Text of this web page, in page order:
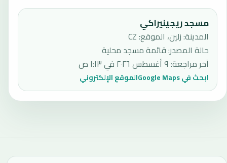
مسجد ريجينيراكي
المدينة: زلين، الموقع: CZ
حالة المصدر:قائمة مسجد محلية
آخر مراجعة: ٩ أغسطس ٢٠٢٦ في ١:١٣ ص
ابحث في Google Maps الموقع الإلكتروني